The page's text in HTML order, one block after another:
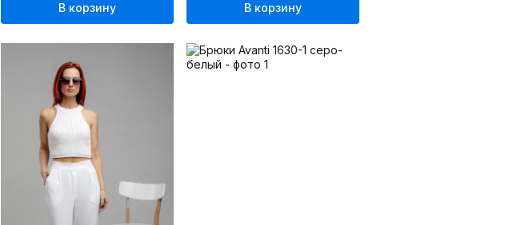
В корзину В корзину